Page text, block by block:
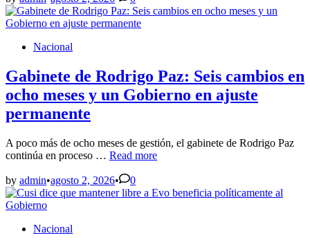
hasta
reforzar
las
RIN
PostedNacional
Gabinete de Rodrigo Paz: Seis cambios en
ocho meses y un Gobierno en ajuste
permanente
A poco más de ocho meses de gestión, el gabinete de Rodrigo Paz
continúa en proceso … Gabinete
Rodrigo
Paz:
Read more
by admin•agosto 2, 2026• 0
PostedNacional